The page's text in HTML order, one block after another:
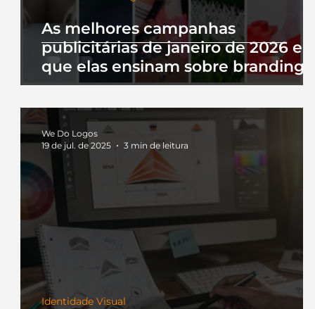
As melhores campanhas
publicitárias de janeiro de 2026 e
que elas ensinam sobre branding
Identidade Visual
We Do Logos
19 de jul. de 2025
3 min de leitura